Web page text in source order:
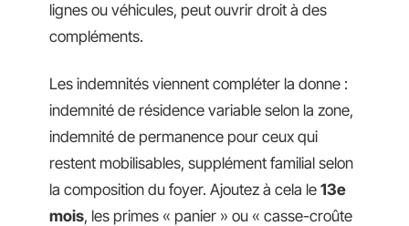
lignes ou véhicules, peut ouvrir droit à des
compléments.
Les indemnités viennent compléter la donne :
indemnité de résidence variable selon la zone,
indemnité de permanence pour ceux qui
restent mobilisables, supplément familial selon
la composition du foyer. Ajoutez à cela le 13e
mois, les primes « panier » ou « casse-croûte